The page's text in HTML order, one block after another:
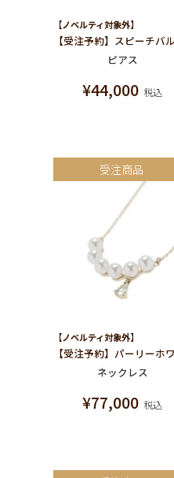
【ノベルティ対象外】
ピアス
¥44,000 税込
受注商品
【ノベルティ対象外】
ネックレス
¥77,000 税込